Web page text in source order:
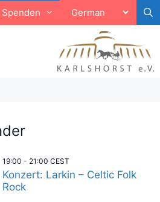
Spenden
19:00 - 21:00 CEST
Konzert: Larkin – Celtic Folk
Rock